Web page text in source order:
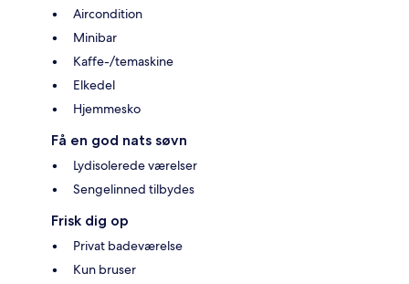
Aircondition
Minibar
Kaffe-/temaskine
Elkedel
Hjemmesko
Få en god nats søvn
Lydisolerede værelser
Sengelinned tilbydes
Frisk dig op
Privat badeværelse
Kun bruser